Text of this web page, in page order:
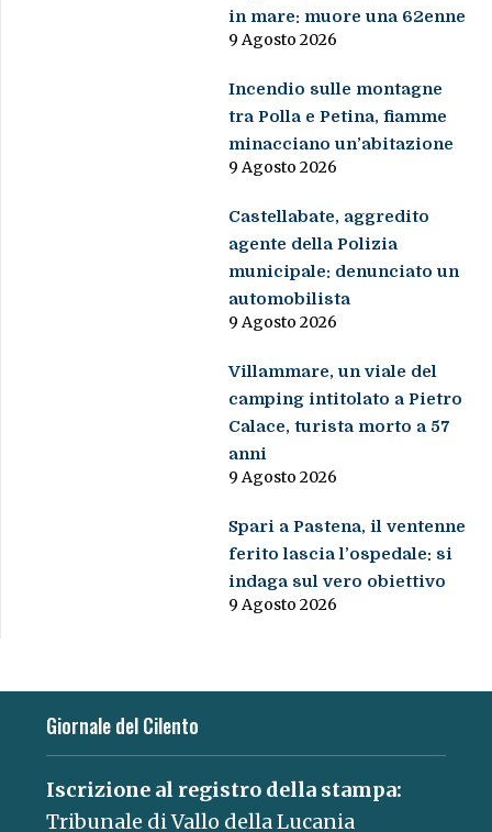
in mare: muore una 62enne
9 Agosto 2026
Incendio sulle montagne
tra Polla e Petina, fiamme
minacciano un’abitazione
9 Agosto 2026
Castellabate, aggredito
agente della Polizia
municipale: denunciato un
automobilista
9 Agosto 2026
Villammare, un viale del
camping intitolato a Pietro
Calace, turista morto a 57
anni
9 Agosto 2026
Spari a Pastena, il ventenne
ferito lascia l’ospedale: si
indaga sul vero obiettivo
9 Agosto 2026
Giornale del Cilento
Iscrizione al registro della stampa:
Tribunale di Vallo della Lucania